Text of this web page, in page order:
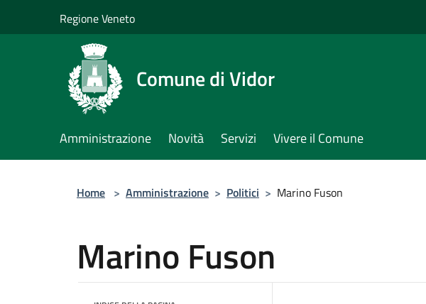
Regione Veneto
Comune di Vidor
Amministrazione Novità Servizi Vivere il Comune
Home > Amministrazione > Politici > Marino Fuson
Marino Fuson